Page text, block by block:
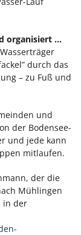
organisiert ...
durch das
– zu Fuß und
und
der Bodensee-
und jede kann
mitlaufen.
der die
Mühlingen
in der